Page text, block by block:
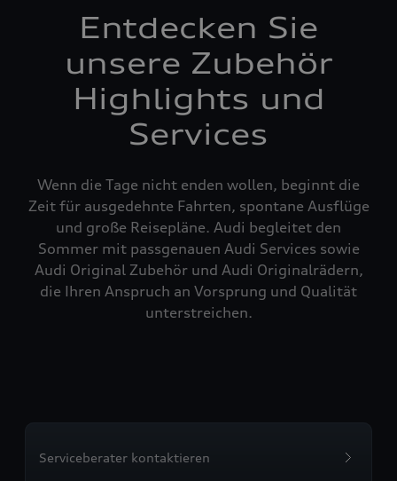
Entdecken Sie
unsere Zubehör
Highlights und
Services
Wenn die Tage nicht enden wollen, beginnt die
Zeit für ausgedehnte Fahrten, spontane Ausflüge
und große Reisepläne. Audi begleitet den
Sommer mit passgenauen Audi Services sowie
Audi Original Zubehör und Audi Originalrädern,
die Ihren Anspruch an Vorsprung und Qualität
unterstreichen.
Serviceberater kontaktieren